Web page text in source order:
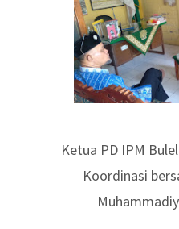
Ketua PD IPM
Koordinasi